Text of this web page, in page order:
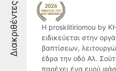
Διακριθέντες
Η prosklitiriomou by
ειδικεύεται στην
βαπτίσεων,
έδρα την οδό Αλ.
παρέχει ένα ευρύ